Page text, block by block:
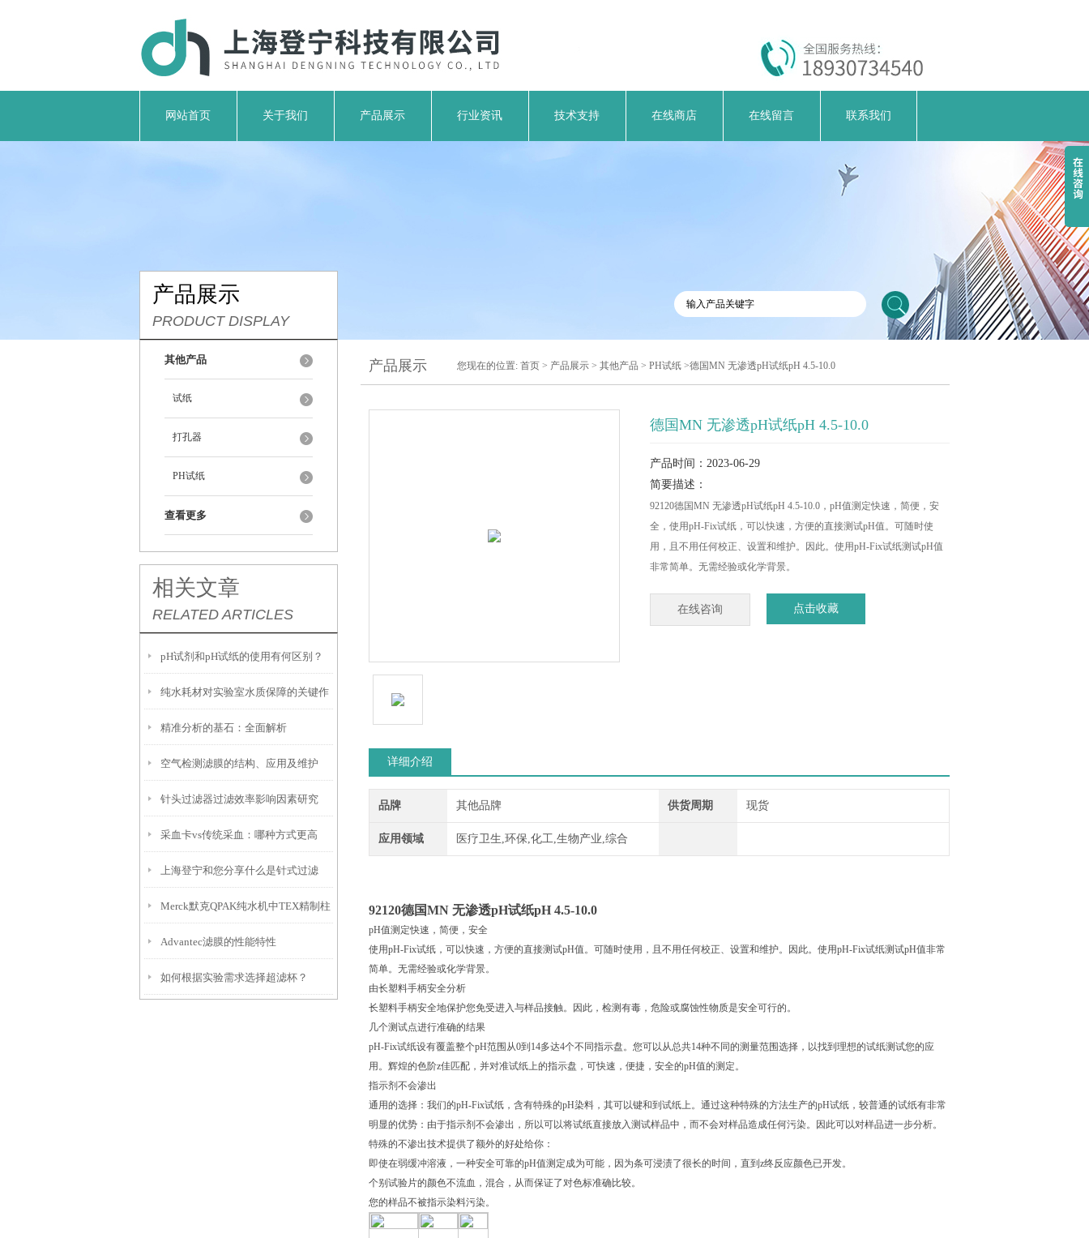
网站首页 关于我们 产品展示 行业资讯 技术支持 在线商店 在线留言 联系我们
产品展示
PRODUCT DISPLAY
其他产品
试纸
打孔器
PH试纸
查看更多
相关文章
RELATED ARTICLES
pH试剂和pH试纸的使用有何区别？
纯水耗材对实验室水质保障的关键作
用
精准分析的基石：全面解析
Whatman™定量滤纸的选择与应用
空气检测滤膜的结构、应用及维护
针头过滤器过滤效率影响因素研究
采血卡vs传统采血：哪种方式更高
效？
上海登宁和您分享什么是针式过滤
器？
Merck默克QPAK纯水机中TEX精制柱
纯化柱的作用
Advantec滤膜的性能特性
如何根据实验需求选择超滤杯？
产品展示 您现在的位置: 首页 > 产品展示 > 其他产品 > PH试纸 >德国MN 无渗透pH试纸pH 4.5-10.0
德国MN 无渗透pH试纸pH 4.5-10.0
产品时间：2023-06-29
简要描述：
92120德国MN 无渗透pH试纸pH 4.5-10.0，pH值测定快速，简便，安
全，使用pH-Fix试纸，可以快速，方便的直接测试pH值。可随时使
用，且不用任何校正、设置和维护。因此。使用pH-Fix试纸测试pH值
非常简单。无需经验或化学背景。
在线咨询 点击收藏
详细介绍
品牌 其他品牌 供货周期 现货
应用领域 医疗卫生,环保,化工,生物产业,综合
92120德国MN 无渗透pH试纸pH 4.5-10.0
pH值测定快速，简便，安全
使用pH-Fix试纸，可以快速，方便的直接测试pH值。可随时使用，且不用任何校正、设置和维护。因此。使用pH-Fix试纸测试pH值非常
简单。无需经验或化学背景。
由长塑料手柄安全分析
长塑料手柄安全地保护您免受进入与样品接触。因此，检测有毒，危险或腐蚀性物质是安全可行的。
几个测试点进行准确的结果
pH-Fix试纸设有覆盖整个pH范围从0到14多达4个不同指示盘。您可以从总共14种不同的测量范围选择，以找到理想的试纸测试您的应
用。辉煌的色阶z佳匹配，并对准试纸上的指示盘，可快速，便捷，安全的pH值的测定。
指示剂不会渗出
通用的选择：我们的pH-Fix试纸，含有特殊的pH染料，其可以键和到试纸上。通过这种特殊的方法生产的pH试纸，较普通的试纸有非常
明显的优势：由于指示剂不会渗出，所以可以将试纸直接放入测试样品中，而不会对样品造成任何污染。因此可以对样品进一步分析。
特殊的不渗出技术提供了额外的好处给你：
即使在弱缓冲溶液，一种安全可靠的pH值测定成为可能，因为条可浸渍了很长的时间，直到z终反应颜色已开发。
个别试验片的颜色不流血，混合，从而保证了对色标准确比较。
您的样品不被指示染料污染。